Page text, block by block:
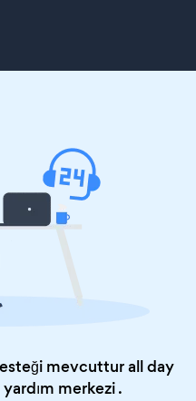
mevcuttur all day
yardım merkezi.